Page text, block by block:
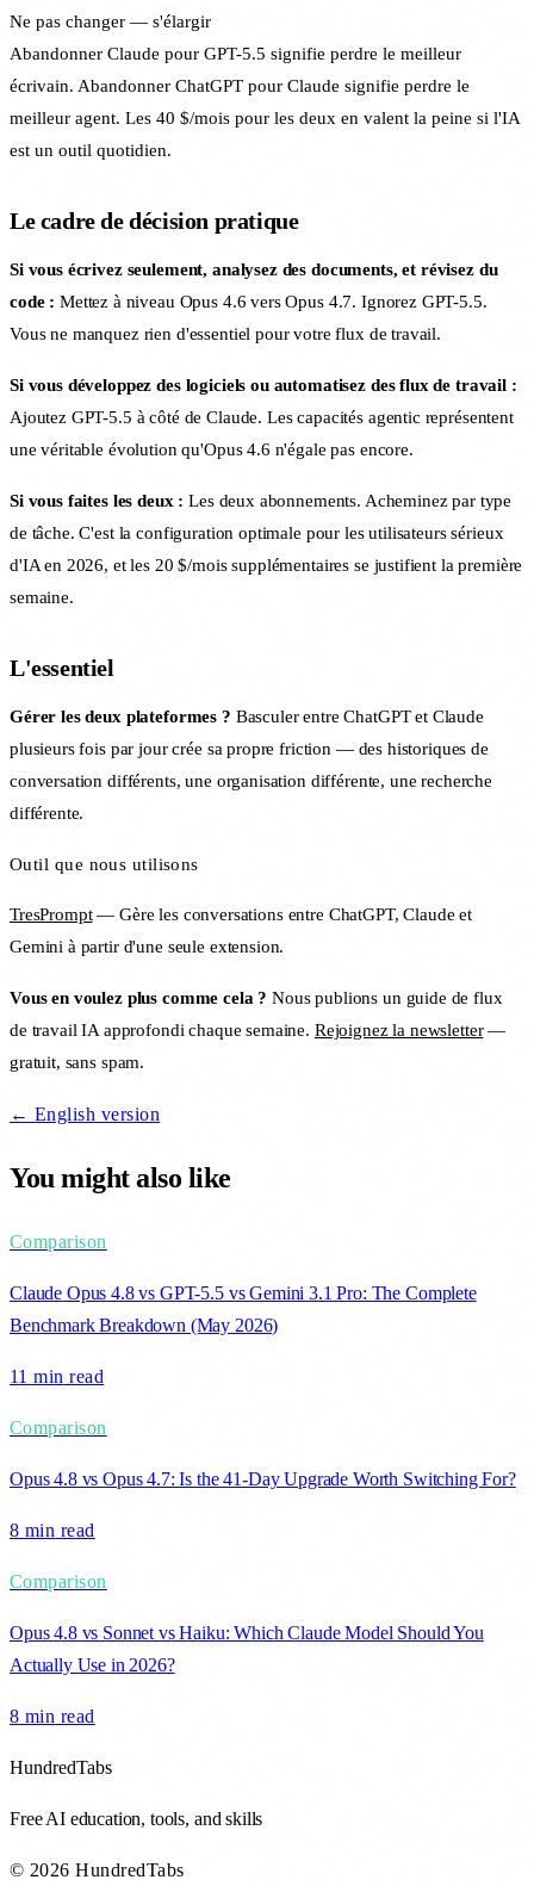
Ne pas changer — s'élargir
Abandonner Claude pour GPT-5.5 signifie perdre le meilleur
écrivain. Abandonner ChatGPT pour Claude signifie perdre le
meilleur agent. Les 40 $/mois pour les deux en valent la peine si l'IA
est un outil quotidien.
Le cadre de décision pratique
Si vous écrivez seulement, analysez des documents, et révisez du
code : Mettez à niveau Opus 4.6 vers Opus 4.7. Ignorez GPT-5.5.
Vous ne manquez rien d'essentiel pour votre flux de travail.
Si vous développez des logiciels ou automatisez des flux de travail :
Ajoutez GPT-5.5 à côté de Claude. Les capacités agentic représentent
une véritable évolution qu'Opus 4.6 n'égale pas encore.
Si vous faites les deux : Les deux abonnements. Acheminez par type
de tâche. C'est la configuration optimale pour les utilisateurs sérieux
d'IA en 2026, et les 20 $/mois supplémentaires se justifient la première
semaine.
L'essentiel
Gérer les deux plateformes ? Basculer entre ChatGPT et Claude
plusieurs fois par jour crée sa propre friction — des historiques de
conversation différents, une organisation différente, une recherche
différente.
Outil que nous utilisons
TresPrompt— Gère les conversations entre ChatGPT, Claude et
Gemini à partir d'une seule extension.
Vous en voulez plus comme cela ? Nous publions un guide de flux
de travail IA approfondi chaque semaine. Rejoignez la newsletter—
gratuit, sans spam.
← English version
You might also like
Comparison
Claude Opus 4.8 vs GPT-5.5 vs Gemini 3.1 Pro: The Complete
Benchmark Breakdown (May 2026)
11 min read
Comparison
Opus 4.8 vs Opus 4.7: Is the 41-Day Upgrade Worth Switching For?
8 min read
Comparison
Opus 4.8 vs Sonnet vs Haiku: Which Claude Model Should You
Actually Use in 2026?
8 min read
HundredTabs
Free AI education, tools, and skills
© 2026 HundredTabs